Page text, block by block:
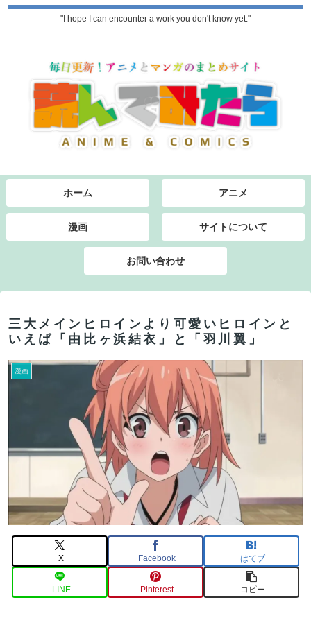
"I hope I can encounter a work you don't know yet."
ホーム アニメ
漫画 サイトについて
お問い合わせ
三大メインヒロインより可愛いヒロインと
いえば「由比ヶ浜結衣」と「羽川翼」
漫画
X Facebook はてブ
LINE Pinterest コピー